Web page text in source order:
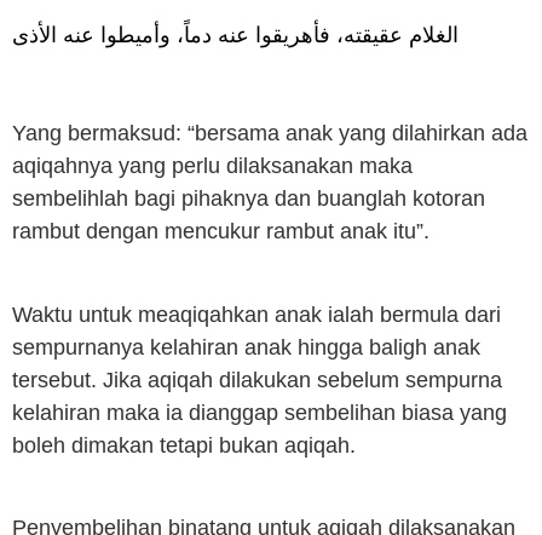
الغلام عقيقته، فأهريقوا عنه دماً، وأميطوا عنه الأذى
Yang bermaksud: “bersama anak yang dilahirkan ada
aqiqahnya yang perlu dilaksanakan maka
sembelihlah bagi pihaknya dan buanglah kotoran
rambut dengan mencukur rambut anak itu”.
Waktu untuk meaqiqahkan anak ialah bermula dari
sempurnanya kelahiran anak hingga baligh anak
tersebut. Jika aqiqah dilakukan sebelum sempurna
kelahiran maka ia dianggap sembelihan biasa yang
boleh dimakan tetapi bukan aqiqah.
Penyembelihan binatang untuk aqiqah dilaksanakan